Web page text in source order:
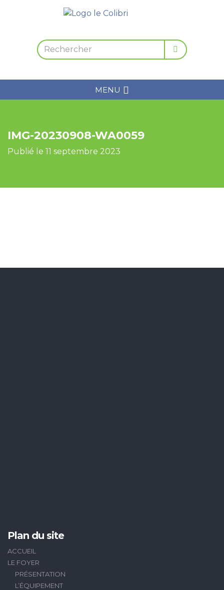
MENU
IMG-20230908-WA0059
Publié le 11 septembre 2023
Plan du site
ACCUEIL
LE FOYER
PRÉSENTATION
L’ÉQUIPEMENT